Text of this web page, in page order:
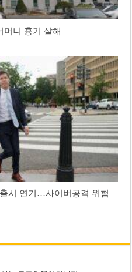
머니 흉기 살해
시 연기…사이버공격 위험